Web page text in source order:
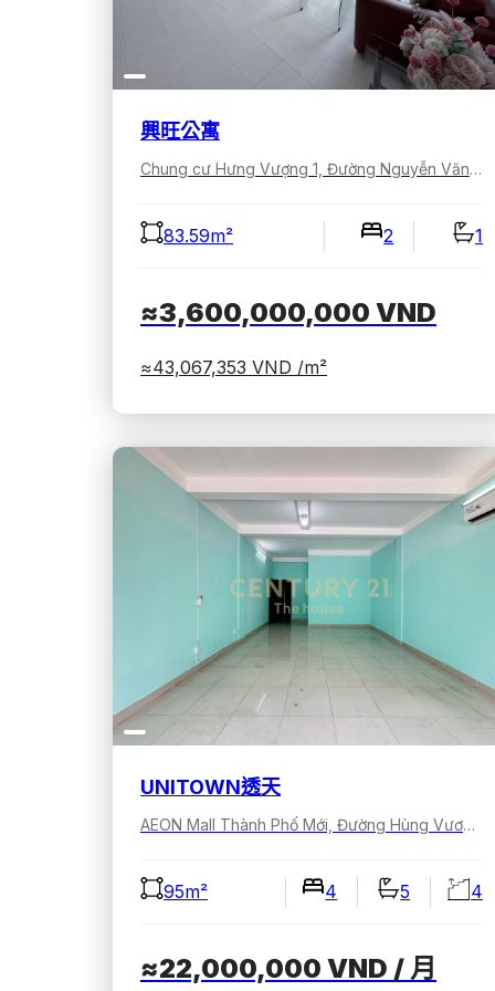
興旺公寓
Chung cư Hưng Vượng 1, Đường Nguyễn Văn Linh, Khu đô thị Phú Mỹ Hưng, Tân Hưng, Hồ Chí Minh, Việt Nam
83.59m² 2 1
≈3,600,000,000 VND
≈43,067,353 VND /m²
UNITOWN透天
AEON Mall Thành Phố Mới, Đường Hùng Vương, Bình Dương, Hồ Chí Minh, Việt Nam
95m² 4 5 4
≈22,000,000 VND / 月